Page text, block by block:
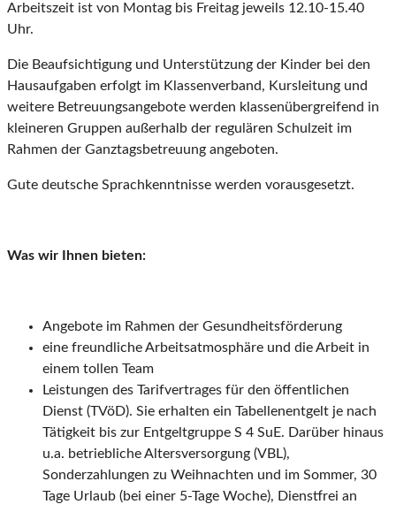
Arbeitszeit ist von Montag bis Freitag jeweils 12.10-15.40
Uhr.
Die Beaufsichtigung und Unterstützung der Kinder bei den
Hausaufgaben erfolgt im Klassenverband, Kursleitung und
weitere Betreuungsangebote werden klassenübergreifend in
kleineren Gruppen außerhalb der regulären Schulzeit im
Rahmen der Ganztagsbetreuung angeboten.
Gute deutsche Sprachkenntnisse werden vorausgesetzt.
Was wir Ihnen bieten:
Angebote im Rahmen der Gesundheitsförderung
eine freundliche Arbeitsatmosphäre und die Arbeit in
einem tollen Team
Leistungen des Tarifvertrages für den öffentlichen
Dienst (TVöD). Sie erhalten ein Tabellenentgelt je nach
Tätigkeit bis zur Entgeltgruppe S 4 SuE. Darüber hinaus
u.a. betriebliche Altersversorgung (VBL),
Sonderzahlungen zu Weihnachten und im Sommer, 30
Tage Urlaub (bei einer 5-Tage Woche), Dienstfrei an